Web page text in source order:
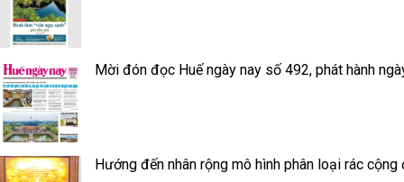
Mời đón đọc Huế ngày nay số 492, phát hành
Hướng đến nhân rộng mô hình phân loại rác cộng